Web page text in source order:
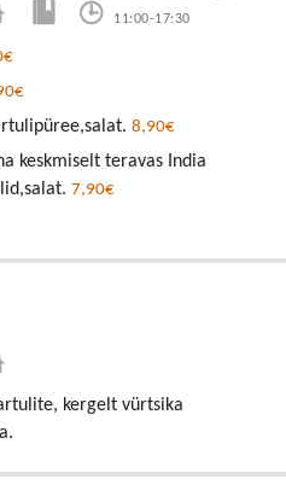
11:00-17:30
8,90€
keskmiselt teravas India
7,90€
kergelt vürtsika